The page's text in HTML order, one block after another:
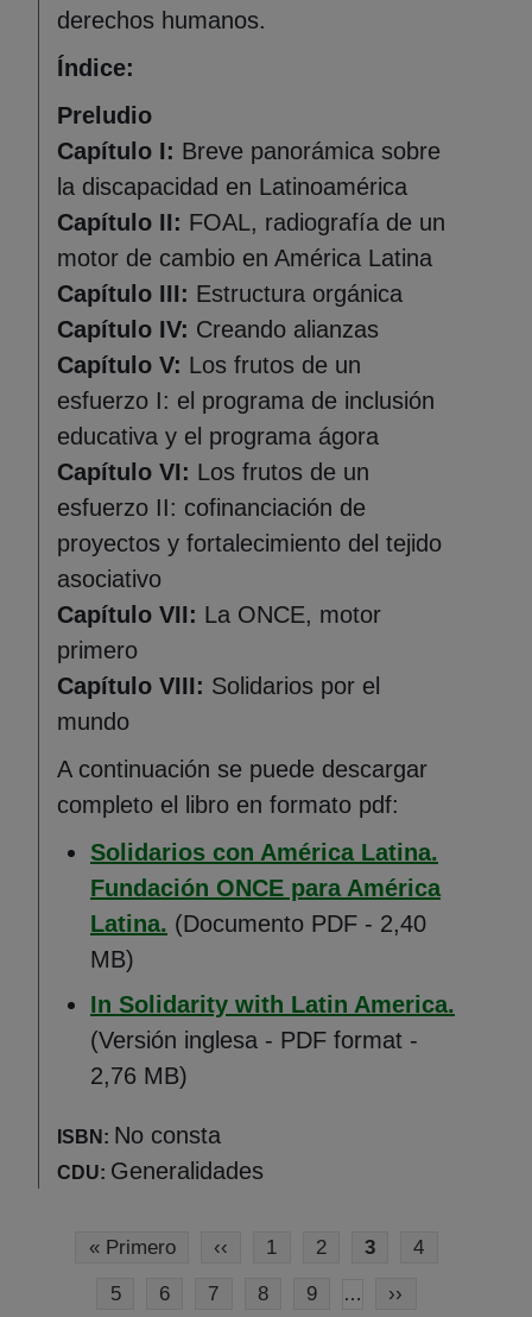
derechos humanos.
Índice:
Preludio
Capítulo I: Breve panorámica sobre
la discapacidad en Latinoamérica
Capítulo II: FOAL, radiografía de un
motor de cambio en América Latina
Capítulo III: Estructura orgánica
Capítulo IV: Creando alianzas
Capítulo V: Los frutos de un
esfuerzo I: el programa de inclusión
educativa y el programa ágora
Capítulo VI: Los frutos de un
esfuerzo II: cofinanciación de
proyectos y fortalecimiento del tejido
asociativo
Capítulo VII: La ONCE, motor
primero
Capítulo VIII: Solidarios por el
mundo
A continuación se puede descargar
completo el libro en formato pdf:
Solidarios con América Latina.
Fundación ONCE para América
Latina. (Abre en nueva ventana)
(Documento PDF - 2,40
MB)
In Solidarity with Latin America.
(Versión inglesa - PDF format -
2,76 MB)
ISBN: No consta
CDU: Generalidades
Pagination
First page
« Primero Previous page
‹‹ Page
1 Page
2 Current page
3 Page
4
Page
5 Page
6 Page
7 Page
8 Page
9 … Next page
››